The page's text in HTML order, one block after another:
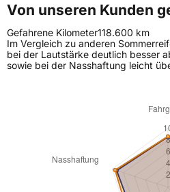
Von unseren Kunden
Gefahrene Kilometer118.600 km
Im Vergleich zu anderen
bei der Lautstärke deutlich besser
sowie bei der Nasshaftung leicht